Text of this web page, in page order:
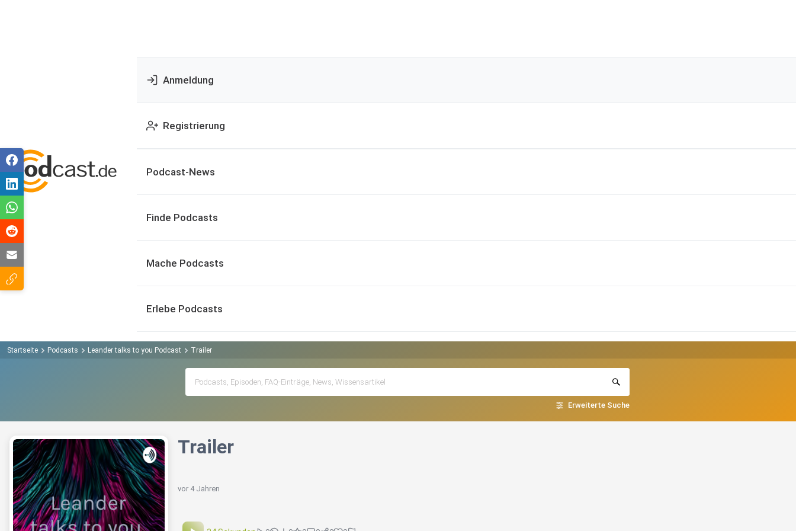
Anmeldung
Registrierung
Podcast-News
Finde Podcasts
Mache Podcasts
Erlebe Podcasts
Startseite Podcasts Leander talks to you Podcast Trailer
Erweiterte Suche
Trailer
vor 4 Jahren